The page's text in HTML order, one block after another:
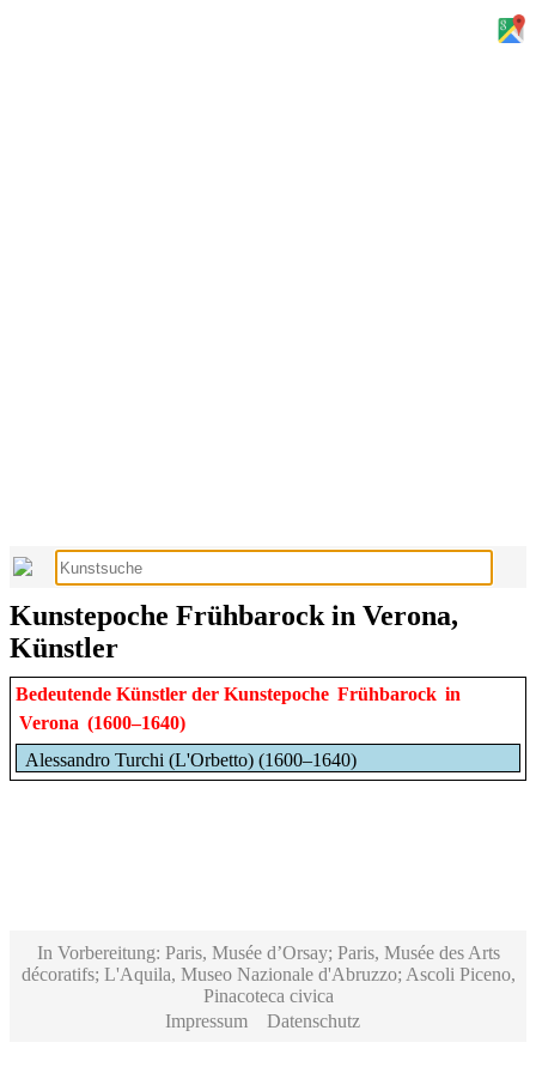
Kunstepoche Frühbarock in Verona,
Künstler
Bedeutende Künstler der Kunstepoche Frühbarock in
Verona (1600–1640)
Alessandro Turchi (L'Orbetto) (1600–1640)
In Vorbereitung: Paris, Musée d’Orsay; Paris, Musée des Arts
décoratifs; L'Aquila, Museo Nazionale d'Abruzzo; Ascoli Piceno,
Pinacoteca civica
Impressum
Datenschutz